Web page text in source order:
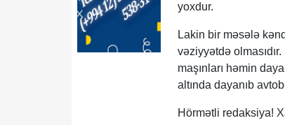
yoxdur.
Lakin bir məsələ
vəziyyətdə
maşınları həmin
altında dayanıb
Hörmətli redaksiya!